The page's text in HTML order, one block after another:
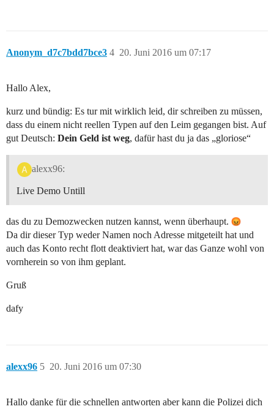
Anonym_d7c7bdd7bce3 20. Juni 2016 um 07:17
4
Hallo Alex,
kurz und bündig: Es tur mit wirklich leid, dir schreiben zu müssen,
dass du einem nicht reellen Typen auf den Leim gegangen bist. Auf
gut Deutsch: Dein Geld ist weg, dafür hast du ja das „gloriose“
alexx96:
Live Demo Untill
das du zu Demozwecken nutzen kannst, wenn überhaupt.
Da dir dieser Typ weder Namen noch Adresse mitgeteilt hat und
auch das Konto recht flott deaktiviert hat, war das Ganze wohl von
vornherein so von ihm geplant.
Gruß
dafy
alexx96 20. Juni 2016 um 07:30
5
Hallo danke für die schnellen antworten aber kann die Polizei dich